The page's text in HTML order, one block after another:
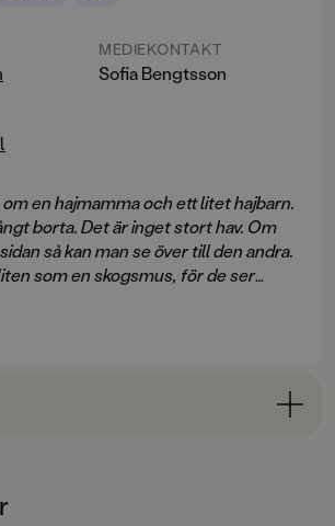
MEDIEKONTAKT
Sofia Bengtsson
en hajmamma och ett litet hajbarn.
borta. Det är inget stort hav. Om
så kan man se över till den andra.
som en skogsmus, för de ser
så små ögon har de!
komma bort Men hur ska han
utan att mamma haj blir orolig?
och Charlotte Ramel skapat en
rädsla och mod. En bok om att vilja